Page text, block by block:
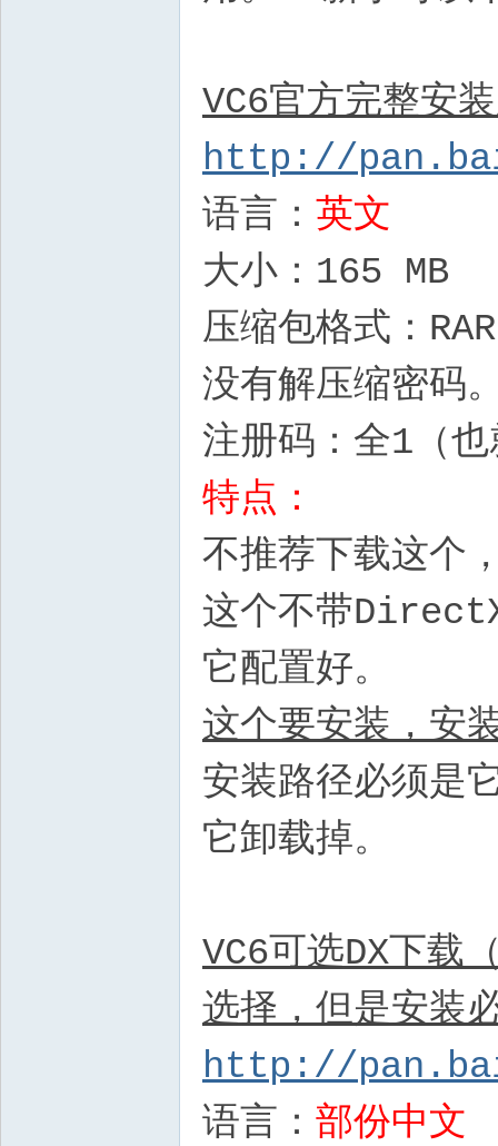
VC6官方完整安
http://
语言： 英文
大小：165 MB
压缩包格式：RAR
没有解压缩密码
注册码：全1（
特点：
不推荐下载这个
这个不带
它配置好。
这个要安装，安
安装路径必须是
它卸载掉。
VC6可选DX下载
选择，但是安装
http://
语言： 部份中文